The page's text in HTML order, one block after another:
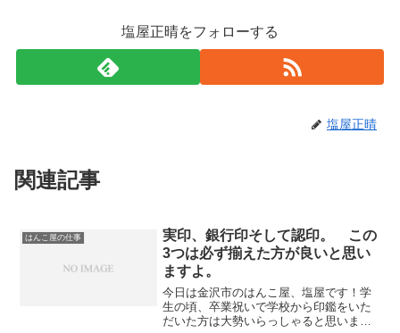
塩屋正晴をフォローする
塩屋正晴
関連記事
はんこ屋の仕事
実印、銀行印そして認印。 この
3つは必ず揃えた方が良いと思い
ますよ。
今日は金沢市のはんこ屋、塩屋です！学
生の頃、卒業祝いで学校から印鑑をいた
だいた方は大勢いらっしゃると思いま